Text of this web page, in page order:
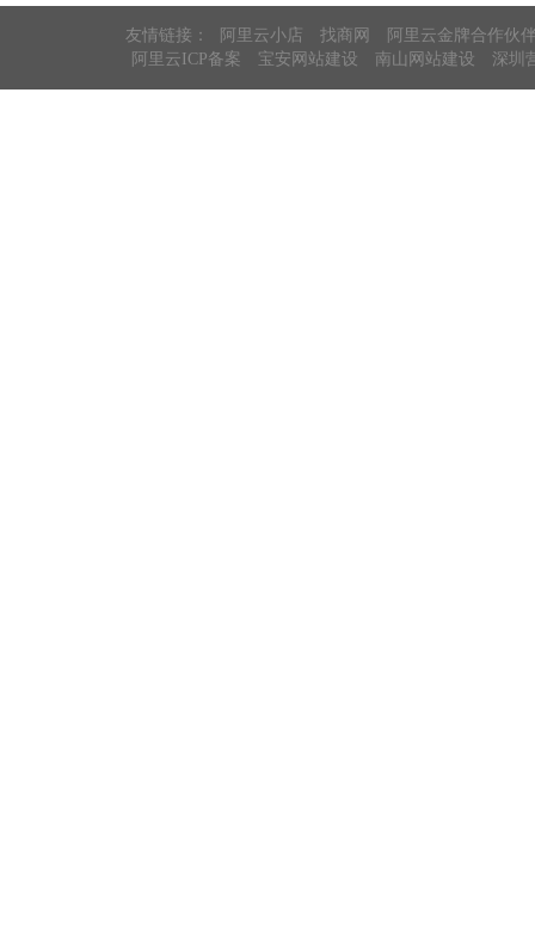
友情链接： 阿里云小店 找商网
阿里云金牌合作伙
阿里云ICP备案
宝安网站建设 南山网站建设 深圳